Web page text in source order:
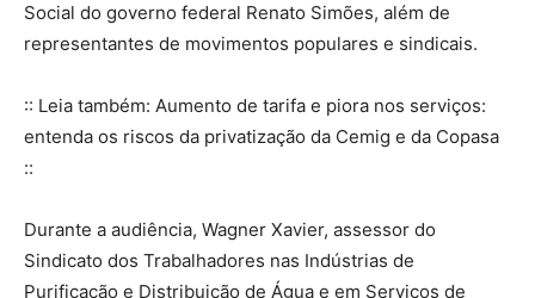
Social do governo federal Renato Simões, além de
representantes de movimentos populares e sindicais.
:: Leia também: Aumento de tarifa e piora nos serviços:
entenda os riscos da privatização da Cemig e da Copasa
::
Durante a audiência, Wagner Xavier, assessor do
Sindicato dos Trabalhadores nas Indústrias de
Purificação e Distribuição de Água e em Serviços de